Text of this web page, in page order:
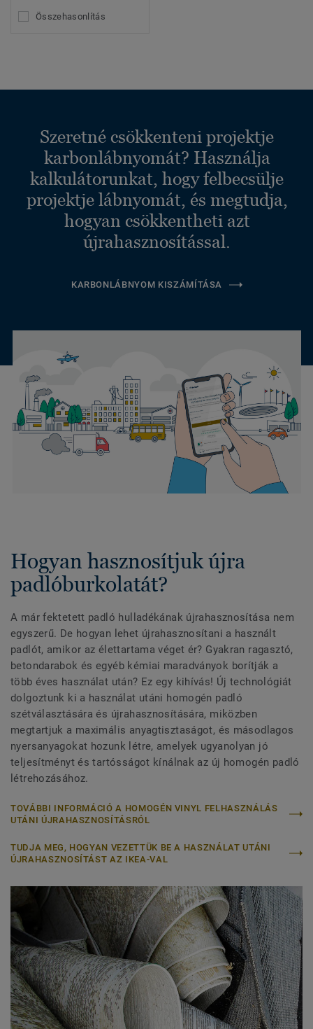
Összehasonlítás
Szeretné csökkenteni projektje
karbonlábnyomát? Használja
kalkulátorunkat, hogy felbecsülje
projektje lábnyomát, és megtudja,
hogyan csökkentheti azt
újrahasznosítással.
KARBONLÁBNYOM KISZÁMÍTÁSA
Hogyan hasznosítjuk újra
padlóburkolatát?
A már fektetett padló hulladékának újrahasznosítása nem
egyszerű. De hogyan lehet újrahasznosítani a használt
padlót, amikor az élettartama véget ér? Gyakran ragasztó,
betondarabok és egyéb kémiai maradványok borítják a
több éves használat után? Ez egy kihívás! Új technológiát
dolgoztunk ki a használat utáni homogén padló
szétválasztására és újrahasznosítására, miközben
megtartjuk a maximális anyagtisztaságot, és másodlagos
nyersanyagokat hozunk létre, amelyek ugyanolyan jó
teljesítményt és tartósságot kínálnak az új homogén padló
létrehozásához.
TOVÁBBI INFORMÁCIÓ A HOMOGÉN VINYL FELHASZNÁLÁS
UTÁNI ÚJRAHASZNOSÍTÁSRÓL
TUDJA MEG, HOGYAN VEZETTÜK BE A HASZNÁLAT UTÁNI
ÚJRAHASZNOSÍTÁST AZ IKEA-VAL